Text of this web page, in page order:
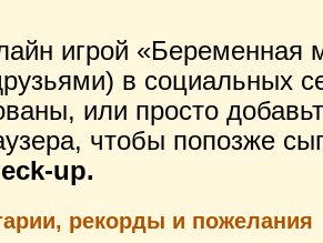
игрой «Беременная
в социальных
или просто
чтобы попозже
up.
рекорды и пожелания